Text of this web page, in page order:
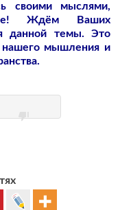
своими мыслями,
Ждём Ваших
данной темы. Это
нашего мышления и